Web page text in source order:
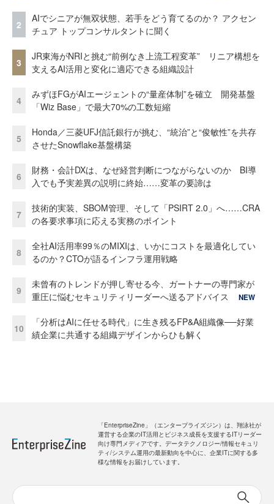
2
AIでシニアが無双状態、若手をどう育てるのか？ アクセン
チュア トップコンサルタントに聞く
3
JR東海がNRIと挑む“前例なき上流工程変革” リニア構想を
支えるAI活用と変化に適応できる組織設計
4
みずほFGがAIエージェントの“量産体制”を確立 開発基盤
「Wiz Base」で最大70%の工数短縮
5
Honda／三菱UFJ信託銀行が挑む、“統治”と“俊敏性”を共存
させたSnowflake基盤構築
6
財務・会計DXは、なぜ経営判断につながらないのか BI導
入でも予実差異の説明に終始……変革の要諦は
7
技術的実装、SBOM管理、そして「PSIRT 2.0」へ……CRA
の各要求事項に応える実務のポイント
8
全社AI活用率99％のMIXIは、いかにコストを最適化してい
るのか？CTOが語るインフラ運用戦略
9
未曾有のトレンドが押し寄せる今、ガートナーの専門家が
重圧に悩むセキュリティリーダーへ送るアドバイス
NEW
10
「分析はAIに任せる時代」に生き残るFP&A組織像──好業
績企業に共通する組織デザインからひも解く
「EnterpriseZine」（エンタープライズジン）は、翔泳社が
運営する企業のIT活用とビジネス成長を支援するITリーダー
向け専門メディアです。データテクノロジー/情報セキュリ
ティ/システム運用の最新動向を中心に、企業ITに関する多
様な情報をお届けしています。